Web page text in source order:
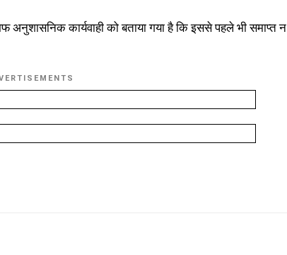
कार्यवाही को बताया गया है कि इससे पहले भी समाप्त न